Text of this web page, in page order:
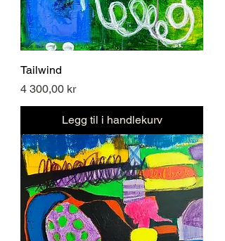
Tailwind
Pris
4 300,00 kr
Legg til i handlekurv